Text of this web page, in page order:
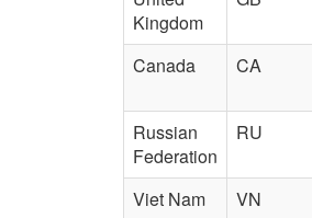
Kingdom
Canada CA
Russian
Federation
RU
Viet Nam VN